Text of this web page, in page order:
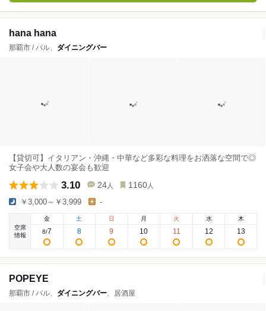
hana hana
那覇市 / バル、 ダイニングバー
【貸切可】イタリアン・沖縄・中華など多彩な料理をお洒落な空間で◎
女子会や大人数の宴会も歓迎
3.10 24 人 1160 人
￥3,000～￥3,999 -
空席
情報
金
8/7
土
8
日
9
月
10
火
11
水
12
木
13
POPEYE
那覇市 / バル、 ダイニングバー、居酒屋